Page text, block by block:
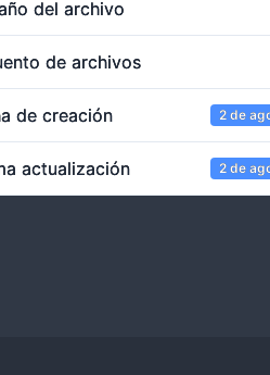
del archivo
de archivos
de creación 2 de
actualización 2 de